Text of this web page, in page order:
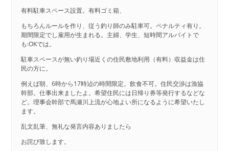
有料駐車スペース設置。有料ゴミ箱、
もちろんルールを作り、従う釣り師のみ駐車可。ペナルティ有り。
期間限定でし雇用が生まれる。主婦、学生、短時間アルバイトで
も:OKでは。
駐車スペースが無い釣り場近くの住民敷地利用（有料）収益金は住
民の方に。
例えば朝、6時から17時迠の時間限定。飲食不可。住民交渉は漁協
幹部。仕事出来ましたよ。希望住民には日帰り券等発行するなどな
ど。理事会幹部で馬瀬川上流が心地よい所になるように希望いたし
ます。
乱文乱筆、無礼な発言内容ありましたら
お詫び致します。